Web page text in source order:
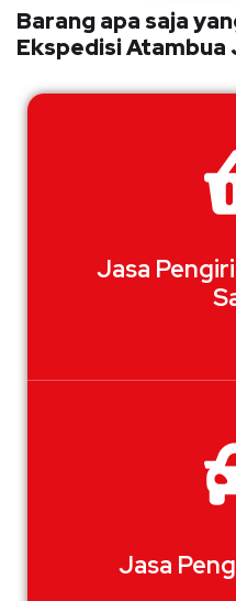
Barang apa saja
Ekspedisi Atambua
Jasa
Jasa